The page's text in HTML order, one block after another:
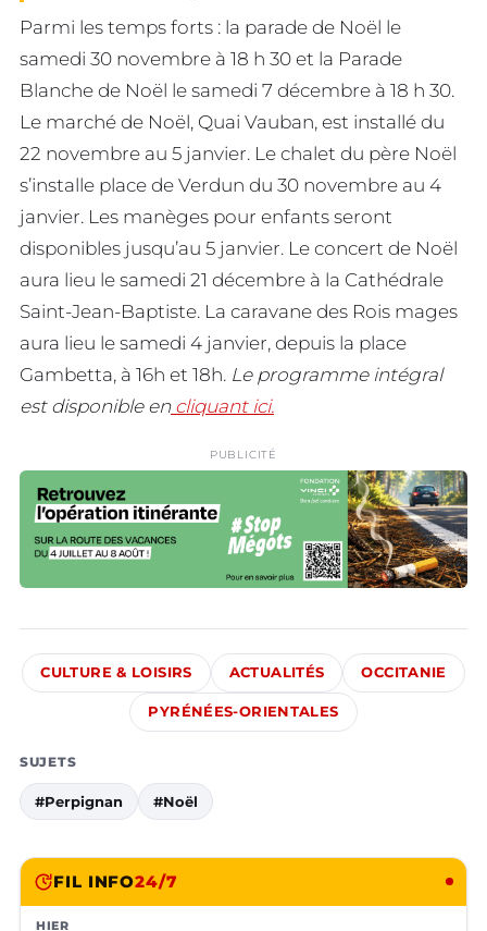
Parmi les temps forts : la parade de Noël le
samedi 30 novembre à 18 h 30 et la Parade
Blanche de Noël le samedi 7 décembre à 18 h 30.
Le marché de Noël, Quai Vauban, est installé du
22 novembre au 5 janvier. Le chalet du père Noël
s’installe place de Verdun du 30 novembre au 4
janvier. Les manèges pour enfants seront
disponibles jusqu’au 5 janvier. Le concert de Noël
aura lieu le samedi 21 décembre à la Cathédrale
Saint-Jean-Baptiste. La caravane des Rois mages
aura lieu le samedi 4 janvier, depuis la place
Gambetta, à 16h et 18h. Le programme intégral
est disponible encliquant ici.
PUBLICITÉ
CULTURE & LOISIRS ACTUALITÉS OCCITANIE
PYRÉNÉES-ORIENTALES
SUJETS
#Perpignan #Noël
FIL INFO24/7
HIER